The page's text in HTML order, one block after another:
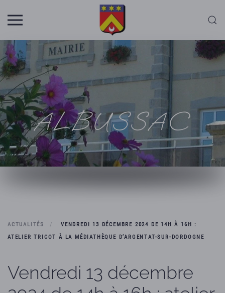
Skip to main content
ALBUSSAC
ACTUALITÉS
VENDREDI 13 DÉCEMBRE 2024 DE 14H À 16H :
ATELIER TRICOT À LA MÉDIATHÈQUE D’ARGENTAT-SUR-DORDOGNE
Vendredi 13 décembre